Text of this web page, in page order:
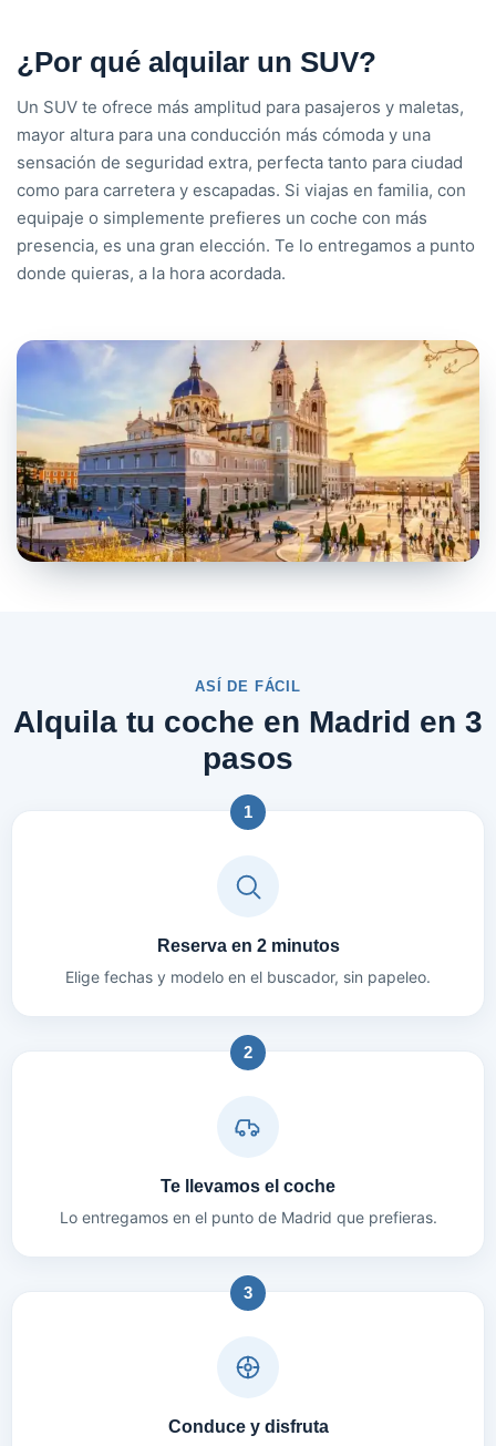
¿Por qué alquilar un SUV?
Un SUV te ofrece más amplitud para pasajeros y maletas,
mayor altura para una conducción más cómoda y una
sensación de seguridad extra, perfecta tanto para ciudad
como para carretera y escapadas. Si viajas en familia, con
equipaje o simplemente prefieres un coche con más
presencia, es una gran elección. Te lo entregamos a punto
donde quieras, a la hora acordada.
ASÍ DE FÁCIL
Alquila tu coche en Madrid en 3
pasos
1
Reserva en 2 minutos
Elige fechas y modelo en el buscador, sin papeleo.
2
Te llevamos el coche
Lo entregamos en el punto de Madrid que prefieras.
3
Conduce y disfruta